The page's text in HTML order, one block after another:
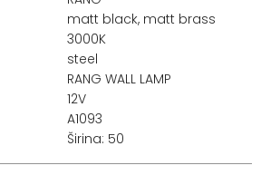
matt black, matt brass
3000K
steel
RANG WALL LAMP
12V
A1093
Širina: 50